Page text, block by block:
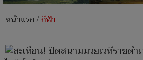
หน้าแรก/กีฬา